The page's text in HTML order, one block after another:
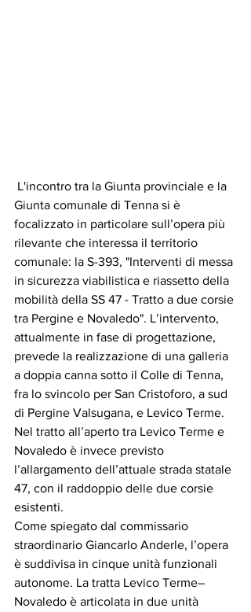
L'incontro tra la Giunta provinciale e la
Giunta comunale di Tenna si è
focalizzato in particolare sull’opera più
rilevante che interessa il territorio
comunale: la S-393, "Interventi di messa
in sicurezza viabilistica e riassetto della
mobilità della SS 47 - Tratto a due corsie
tra Pergine e Novaledo". L’intervento,
attualmente in fase di progettazione,
prevede la realizzazione di una galleria
a doppia canna sotto il Colle di Tenna,
fra lo svincolo per San Cristoforo, a sud
di Pergine Valsugana, e Levico Terme.
Nel tratto all’aperto tra Levico Terme e
Novaledo è invece previsto
l’allargamento dell’attuale strada statale
47, con il raddoppio delle due corsie
esistenti.
Come spiegato dal commissario
straordinario Giancarlo Anderle, l’opera
è suddivisa in cinque unità funzionali
autonome. La tratta Levico Terme–
Novaledo è articolata in due unità